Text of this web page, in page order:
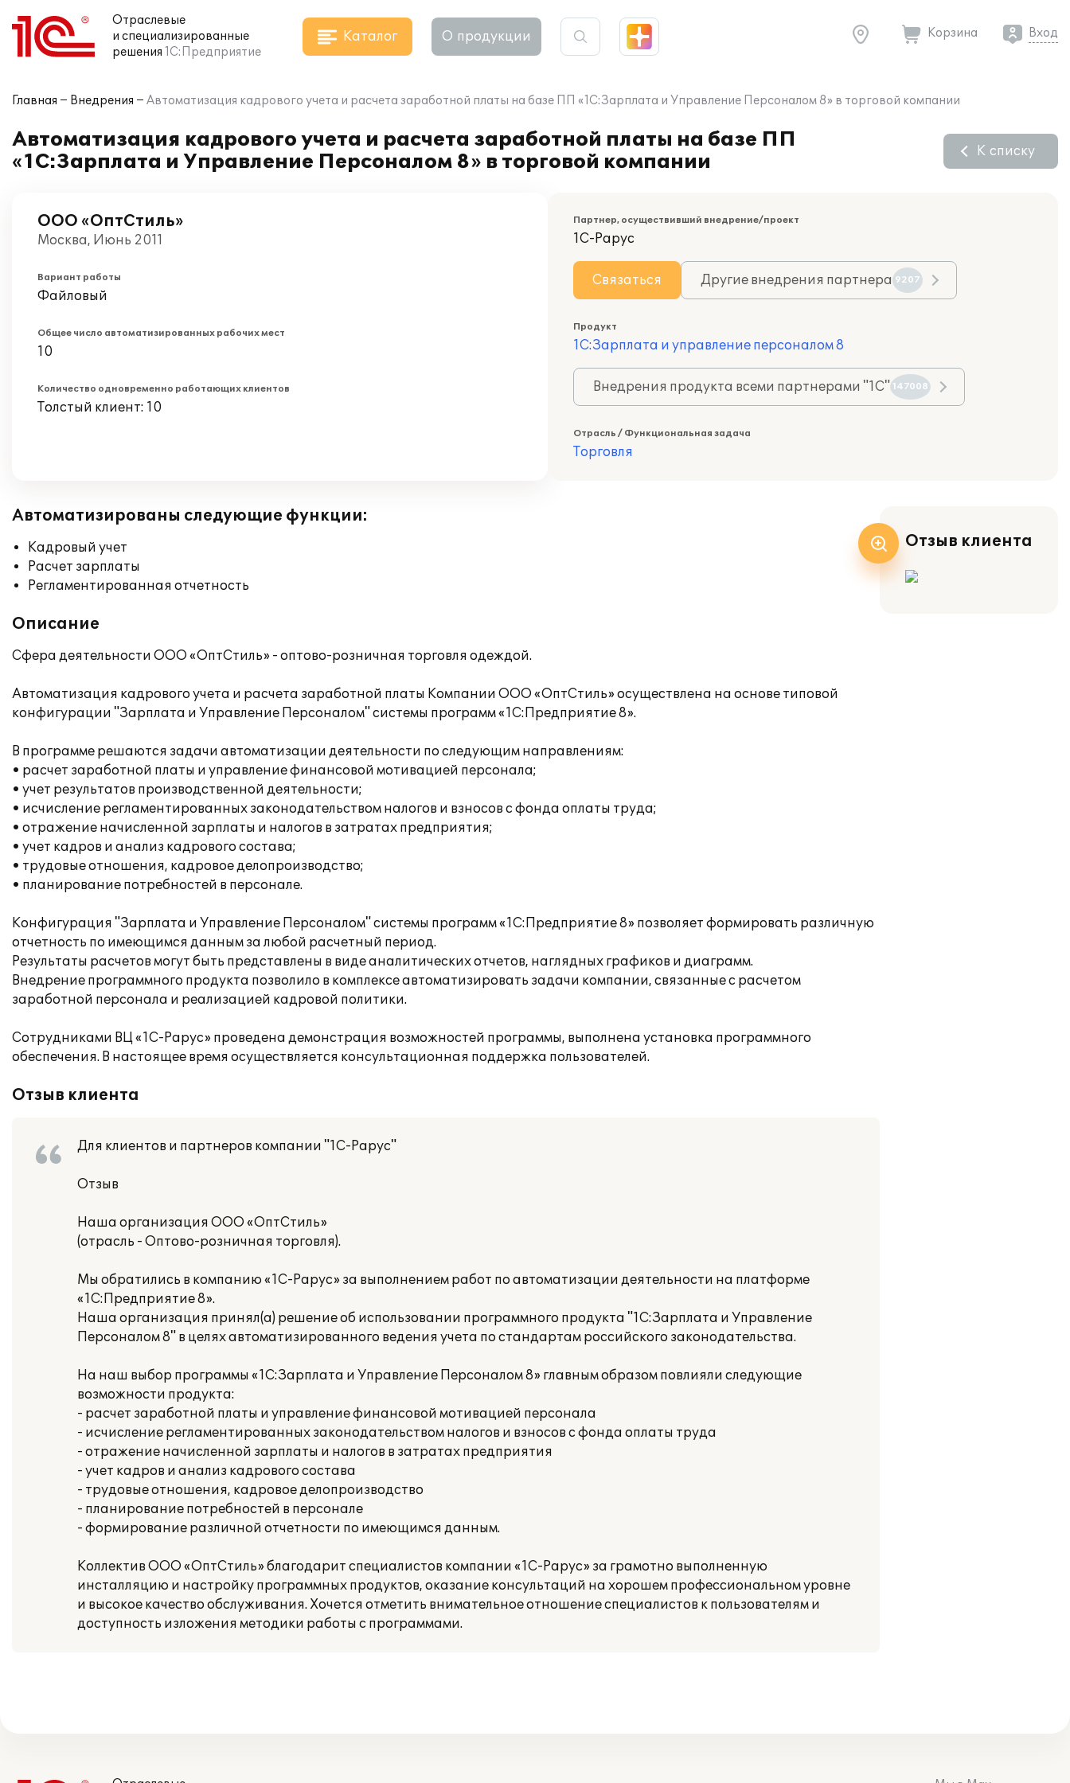
Отраслевые
и специализированные
решения 1С:Предприятие
Каталог О продукции Корзина Вход
Главная Внедрения Автоматизация кадрового учета и расчета заработной платы на базе ПП «1С:Зарплата и Управление Персоналом 8» в торговой компании
Автоматизация кадрового учета и расчета заработной платы на базе ПП
«1С:Зарплата и Управление Персоналом 8» в торговой компании
К списку
ООО «ОптСтиль»
Москва, Июнь 2011
Вариант работы
Файловый
Общее число автоматизированных рабочих мест
10
Количество одновременно работающих клиентов
Толстый клиент: 10
Партнер, осуществивший внедрение/проект
1С-Рарус
Связаться Другие внедрения партнера 9207
Продукт
1С:Зарплата и управление персоналом 8
Внедрения продукта всеми партнерами "1С" 147008
Отрасль / Функциональная задача
Торговля
Автоматизированы следующие функции:
Кадровый учет
Расчет зарплаты
Регламентированная отчетность
Описание
Сфера деятельности ООО «ОптСтиль» - оптово-розничная торговля одеждой.
Автоматизация кадрового учета и расчета заработной платы Компании ООО «ОптСтиль» осуществлена на основе типовой
конфигурации "Зарплата и Управление Персоналом" системы программ «1С:Предприятие 8».
В программе решаются задачи автоматизации деятельности по следующим направлениям:
• расчет заработной платы и управление финансовой мотивацией персонала;
• учет результатов производственной деятельности;
• исчисление регламентированных законодательством налогов и взносов с фонда оплаты труда;
• отражение начисленной зарплаты и налогов в затратах предприятия;
• учет кадров и анализ кадрового состава;
• трудовые отношения, кадровое делопроизводство;
• планирование потребностей в персонале.
Конфигурация "Зарплата и Управление Персоналом" системы программ «1С:Предприятие 8» позволяет формировать различную
отчетность по имеющимся данным за любой расчетный период.
Результаты расчетов могут быть представлены в виде аналитических отчетов, наглядных графиков и диаграмм.
Внедрение программного продукта позволило в комплексе автоматизировать задачи компании, связанные с расчетом
заработной персонала и реализацией кадровой политики.
Сотрудниками ВЦ «1С-Рарус» проведена демонстрация возможностей программы, выполнена установка программного
обеспечения. В настоящее время осуществляется консультационная поддержка пользователей.
Отзыв клиента
Для клиентов и партнеров компании "1С-Рарус"
Отзыв
Наша организация ООО «ОптСтиль»
(отрасль - Оптово-розничная торговля).
Мы обратились в компанию «1С-Рарус» за выполнением работ по автоматизации деятельности на платформе
«1С:Предприятие 8».
Наша организация принял(а) решение об использовании программного продукта "1С:Зарплата и Управление
Персоналом 8" в целях автоматизированного ведения учета по стандартам российского законодательства.
На наш выбор программы «1С:Зарплата и Управление Персоналом 8» главным образом повлияли следующие
возможности продукта:
- расчет заработной платы и управление финансовой мотивацией персонала
- исчисление регламентированных законодательством налогов и взносов с фонда оплаты труда
- отражение начисленной зарплаты и налогов в затратах предприятия
- учет кадров и анализ кадрового состава
- трудовые отношения, кадровое делопроизводство
- планирование потребностей в персонале
- формирование различной отчетности по имеющимся данным.
Коллектив ООО «ОптСтиль» благодарит специалистов компании «1С-Рарус» за грамотно выполненную
инсталляцию и настройку программных продуктов, оказание консультаций на хорошем профессиональном уровне
и высокое качество обслуживания. Хочется отметить внимательное отношение специалистов к пользователям и
доступность изложения методики работы с программами.
Отзыв клиента